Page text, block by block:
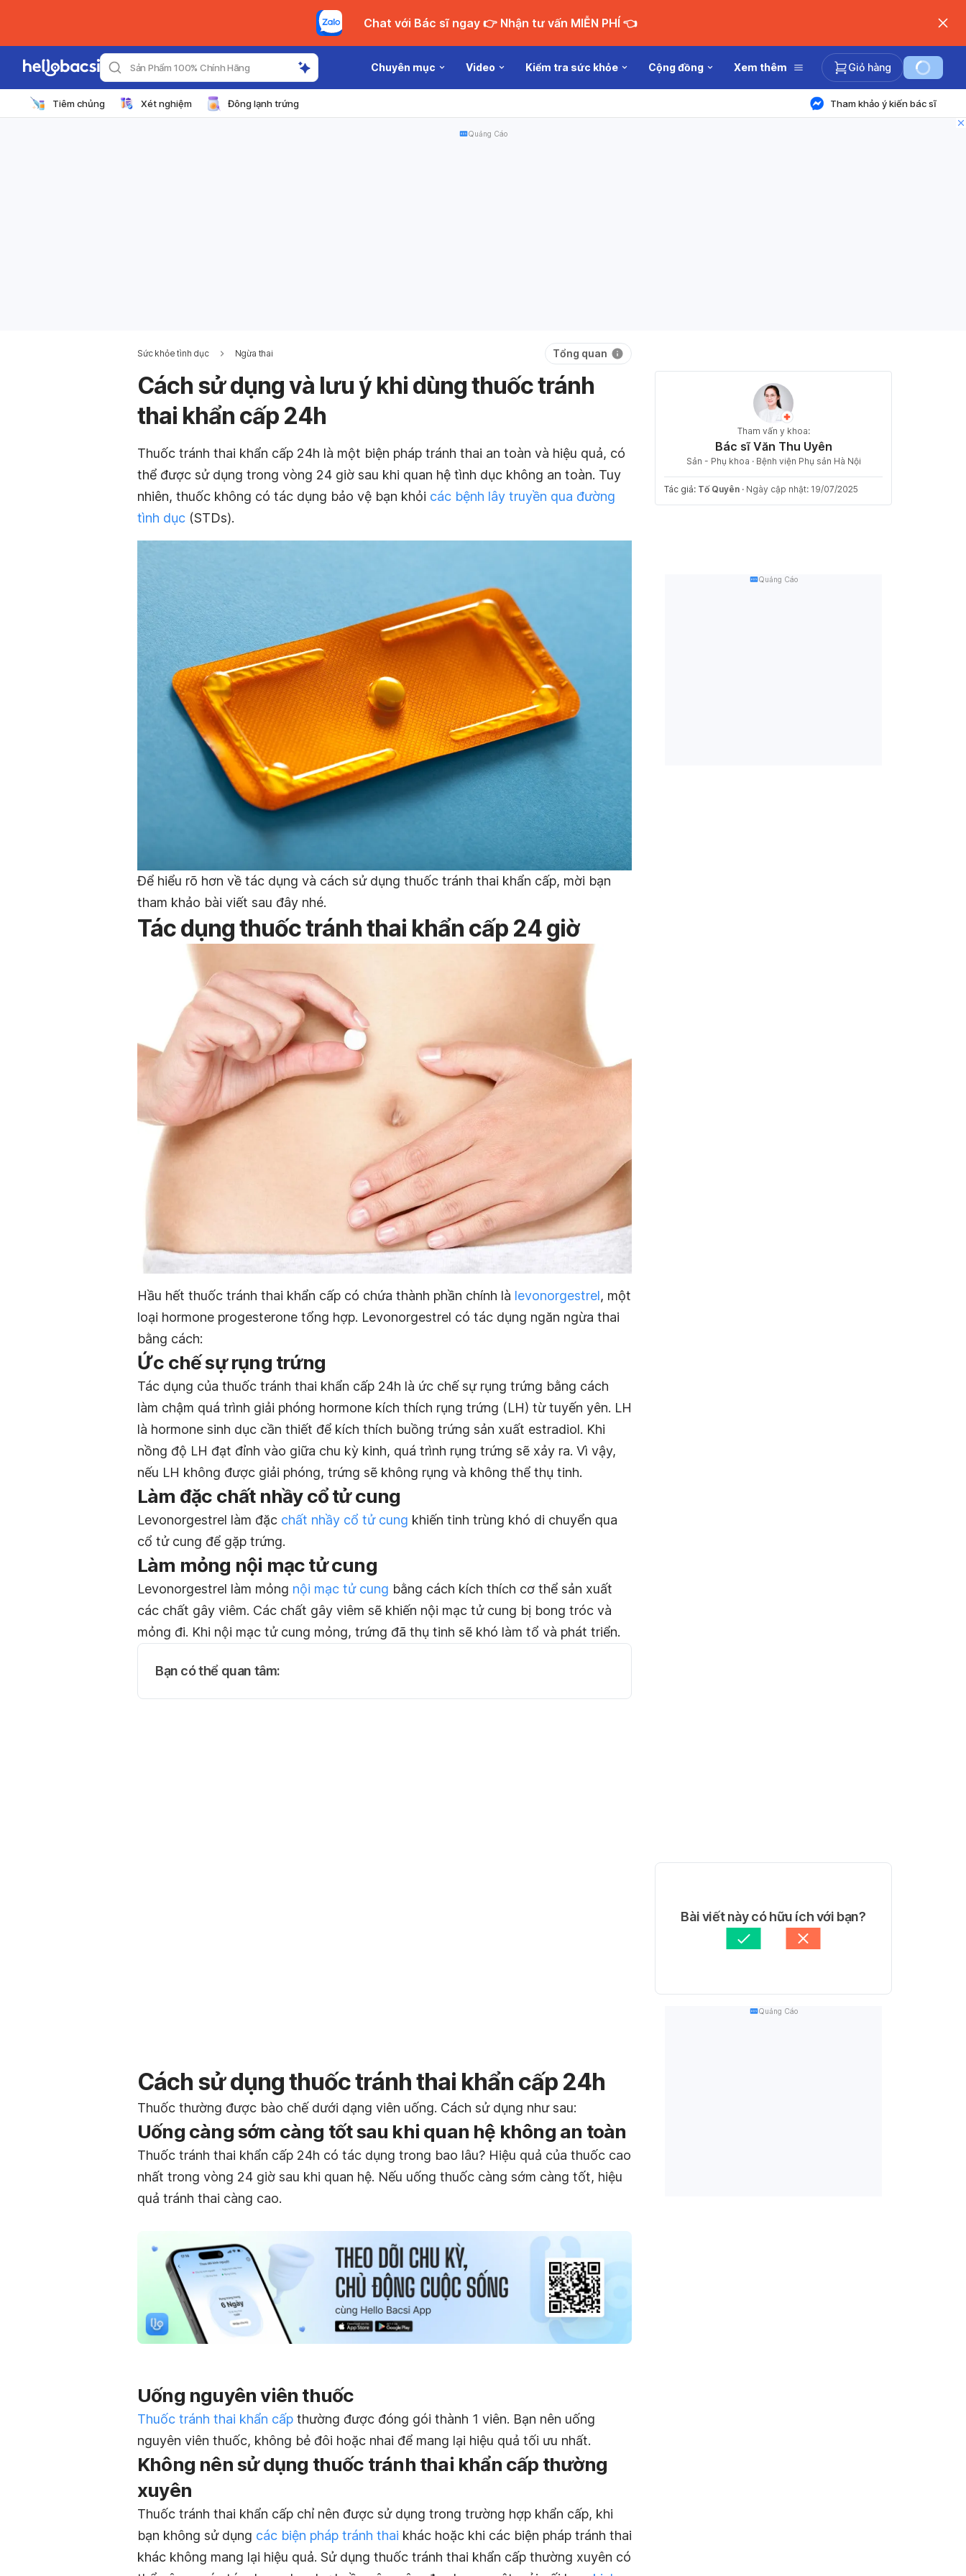
Chat với Bác sĩ ngay 👉 Nhận tư vấn MIỄN PHÍ 👈
Sản Phẩm 100% Chính Hãng Chuyên mục Video Kiểm tra sức khỏe Cộng đồng Xem thêm Giỏ hàng
Tiêm chủng Xét nghiệm Đông lạnh trứng Tham khảo ý kiến bác sĩ
Quảng Cáo
Sức khỏe tình dục Ngừa thai Tổng quan
Cách sử dụng và lưu ý khi dùng thuốc tránh
thai khẩn cấp 24h
Thuốc tránh thai khẩn cấp 24h là một biện pháp tránh thai an toàn và hiệu quả, có
thể được sử dụng trong vòng 24 giờ sau khi quan hệ tình dục không an toàn. Tuy
nhiên, thuốc không có tác dụng bảo vệ bạn khỏi các bệnh lây truyền qua đường
tình dục (STDs).
Để hiểu rõ hơn về tác dụng và cách sử dụng thuốc tránh thai khẩn cấp, mời bạn
tham khảo bài viết sau đây nhé.
Tác dụng thuốc tránh thai khẩn cấp 24 giờ
Hầu hết thuốc tránh thai khẩn cấp có chứa thành phần chính là levonorgestrel, một
loại hormone progesterone tổng hợp. Levonorgestrel có tác dụng ngăn ngừa thai
bằng cách:
Ức chế sự rụng trứng
Tác dụng của thuốc tránh thai khẩn cấp 24h là ức chế sự rụng trứng bằng cách
làm chậm quá trình giải phóng hormone kích thích rụng trứng (LH) từ tuyến yên. LH
là hormone sinh dục cần thiết để kích thích buồng trứng sản xuất estradiol. Khi
nồng độ LH đạt đỉnh vào giữa chu kỳ kinh, quá trình rụng trứng sẽ xảy ra. Vì vậy,
nếu LH không được giải phóng, trứng sẽ không rụng và không thể thụ tinh.
Làm đặc chất nhầy cổ tử cung
Levonorgestrel làm đặc chất nhầy cổ tử cung khiến tinh trùng khó di chuyển qua
cổ tử cung để gặp trứng.
Làm mỏng nội mạc tử cung
Levonorgestrel làm mỏng nội mạc tử cung bằng cách kích thích cơ thể sản xuất
các chất gây viêm. Các chất gây viêm sẽ khiến nội mạc tử cung bị bong tróc và
mỏng đi. Khi nội mạc tử cung mỏng, trứng đã thụ tinh sẽ khó làm tổ và phát triển.
Bạn có thể quan tâm:
Cách sử dụng thuốc tránh thai khẩn cấp 24h
Thuốc thường được bào chế dưới dạng viên uống. Cách sử dụng như sau:
Uống càng sớm càng tốt sau khi quan hệ không an toàn
Thuốc tránh thai khẩn cấp 24h có tác dụng trong bao lâu? Hiệu quả của thuốc cao
nhất trong vòng 24 giờ sau khi quan hệ. Nếu uống thuốc càng sớm càng tốt, hiệu
quả tránh thai càng cao.
Uống nguyên viên thuốc
Thuốc tránh thai khẩn cấp thường được đóng gói thành 1 viên. Bạn nên uống
nguyên viên thuốc, không bẻ đôi hoặc nhai để mang lại hiệu quả tối ưu nhất.
Không nên sử dụng thuốc tránh thai khẩn cấp thường
xuyên
Thuốc tránh thai khẩn cấp chỉ nên được sử dụng trong trường hợp khẩn cấp, khi
bạn không sử dụng các biện pháp tránh thai khác hoặc khi các biện pháp tránh thai
khác không mang lại hiệu quả. Sử dụng thuốc tránh thai khẩn cấp thường xuyên có
Tham vấn y khoa:
Bác sĩ Văn Thu Uyên
Sản - Phụ khoa · Bệnh viện Phụ sản Hà Nội
Tác giả: Tố Quyên · Ngày cập nhật: 19/07/2025
Quảng Cáo
Bài viết này có hữu ích với bạn?
Quảng Cáo